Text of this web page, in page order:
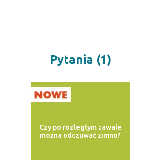
Pytania (1)
Czy po rozległym zawale
można odczuwać zimno?